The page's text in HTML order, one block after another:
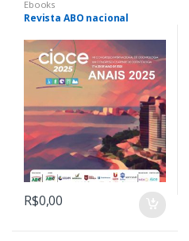
Ebooks
Revista ABO nacional
R$0,00